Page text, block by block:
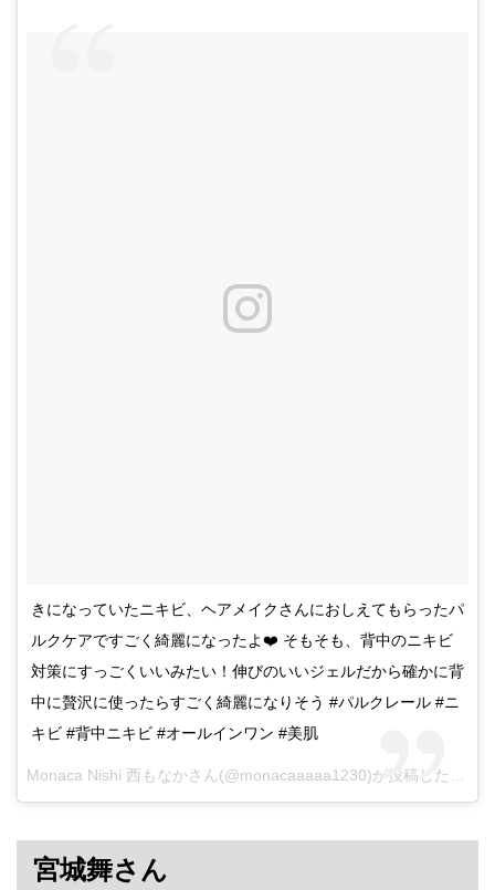
きになっていたニキビ、ヘアメイクさんにおしえてもらったパ
ルクケアですごく綺麗になったよ❤️ そもそも、背中のニキビ
対策にすっごくいいみたい！伸びのいいジェルだから確かに背
中に贅沢に使ったらすごく綺麗になりそう #パルクレール #ニ
キビ #背中ニキビ #オールインワン #美肌
宮城舞さん